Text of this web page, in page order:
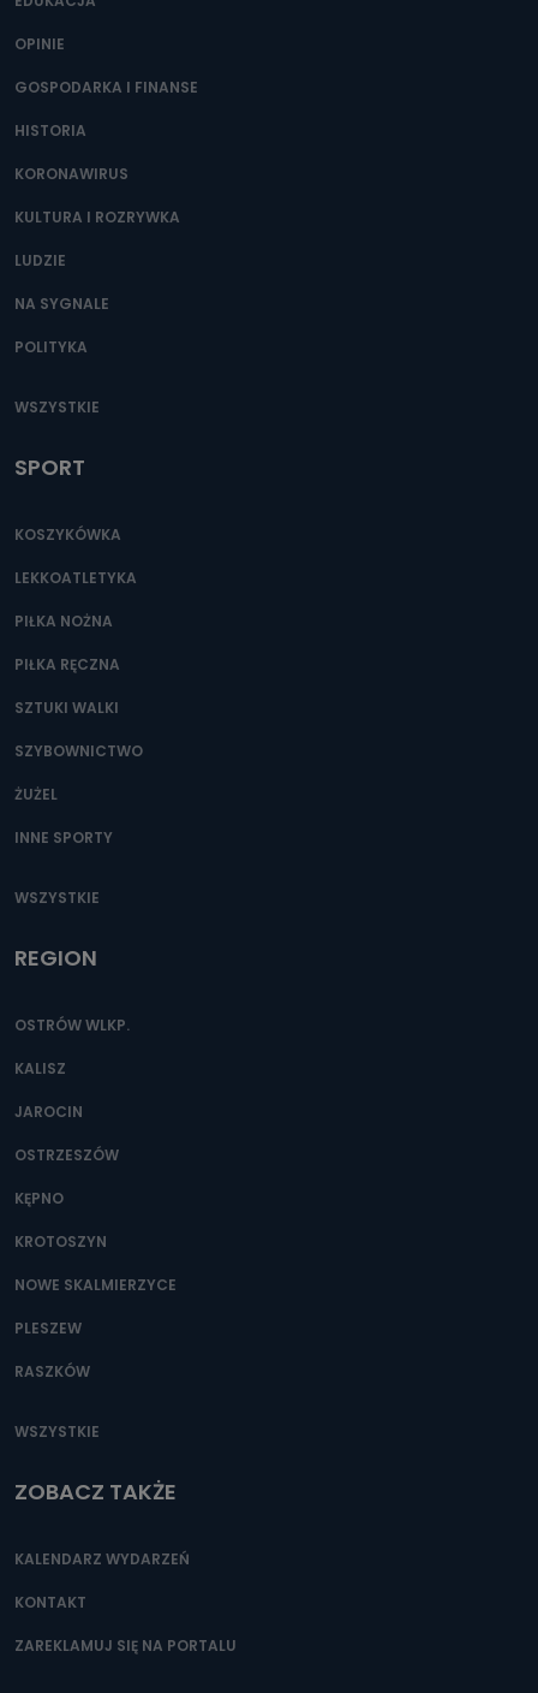
OPINIE
GOSPODARKA I FINANSE
HISTORIA
KORONAWIRUS
KULTURA I ROZRYWKA
LUDZIE
NA SYGNALE
POLITYKA
WSZYSTKIE
SPORT
KOSZYKÓWKA
LEKKOATLETYKA
PIŁKA NOŻNA
PIŁKA RĘCZNA
SZTUKI WALKI
SZYBOWNICTWO
ŻUŻEL
INNE SPORTY
WSZYSTKIE
REGION
OSTRÓW WLKP.
KALISZ
JAROCIN
OSTRZESZÓW
KĘPNO
KROTOSZYN
NOWE SKALMIERZYCE
PLESZEW
RASZKÓW
WSZYSTKIE
ZOBACZ TAKŻE
KALENDARZ WYDARZEŃ
KONTAKT
ZAREKLAMUJ SIĘ NA PORTALU